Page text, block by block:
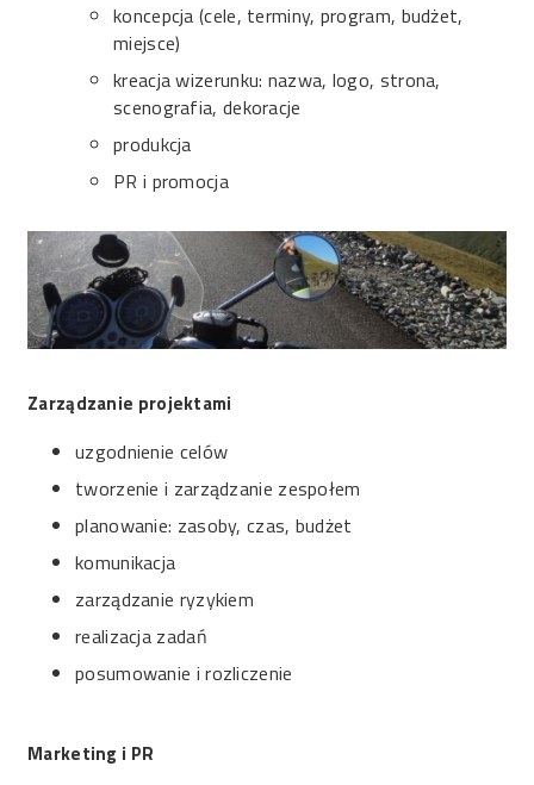
koncepcja (cele, terminy, program, budżet,
miejsce)
kreacja wizerunku: nazwa, logo, strona,
scenografia, dekoracje
produkcja
PR i promocja
Zarządzanie projektami
uzgodnienie celów
tworzenie i zarządzanie zespołem
planowanie: zasoby, czas, budżet
komunikacja
zarządzanie ryzykiem
realizacja zadań
posumowanie i rozliczenie
Marketing i PR